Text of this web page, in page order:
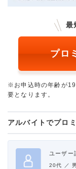
最
プロ
※お申込時の年齢が
要となります。
アルバイトでプロ
ユーザー
20代 ／